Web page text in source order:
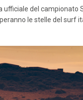
ufficiale del campionato
le stelle del surf